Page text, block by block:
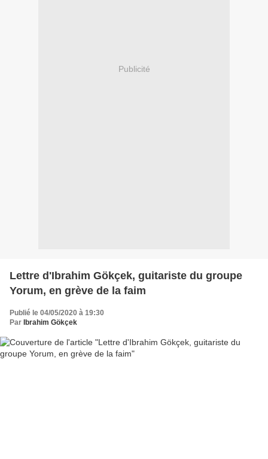
Publicité
Lettre d'Ibrahim Gökçek, guitariste du groupe
Yorum, en grève de la faim
Publié le 04/05/2020 à 19:30
Par Ibrahim Gökçek